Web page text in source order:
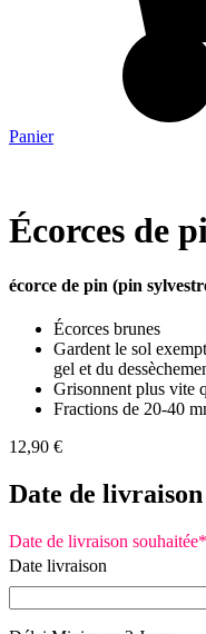
Panier
Écorces de
écorce de pin (pin
Écorces brunes
Gardent le sol
gel et du
Grisonnent plus vite
Fractions de 20-40
12,90 €
Date de livraison
Date de livraison souhaitée*
Date livraison